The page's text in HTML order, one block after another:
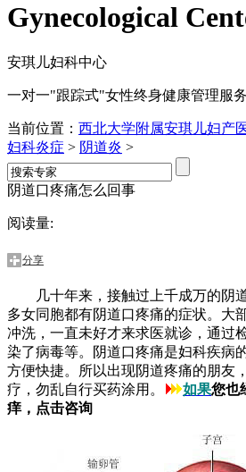
Gynecological
安琪儿妇科中心
一对一"跟踪式"女性终身健康管理服务
当前位置： 西北大学附属安琪儿妇产
妇科炎症 > 阴道炎 >
阴道口疼痛怎么回事
阅读量:
分享
几十年来，接触过上千成万的阴
多女同胞都有阴道口疼痛的症状。大
冲洗，一直未好才来求医就诊，通过
染了病毒等。阴道口疼痛是妇科疾病
方便快捷。所以出现阴道疼痛的朋友
疗，勿乱自行买药涂用。
如果您也
痒，点击咨询